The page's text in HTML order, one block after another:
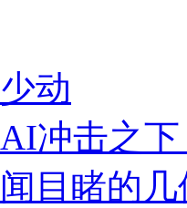
动
AI冲击之
目睹的